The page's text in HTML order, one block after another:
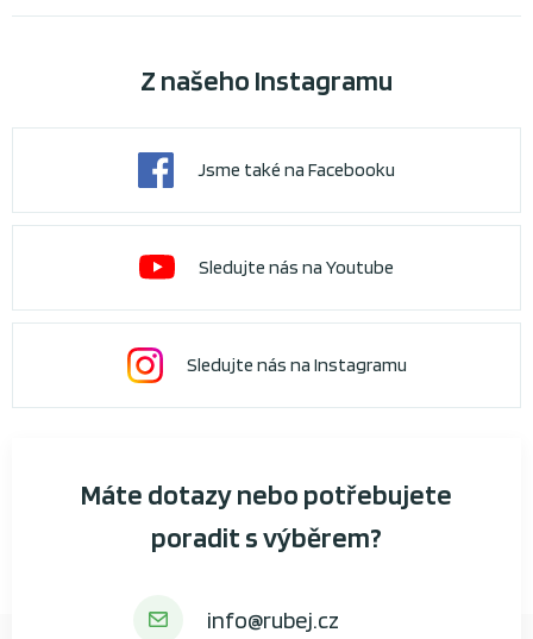
Máte dotazy nebo potřebujete
poradit s výběrem?
info@rubej.cz
Z našeho Instagramu
Jsme také na Facebooku
Sledujte nás na Youtube
Sledujte nás na Instagramu